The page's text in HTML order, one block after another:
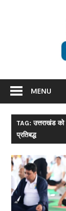
MENU
TAG: उत्तराखंड
प्रतिबद्ध